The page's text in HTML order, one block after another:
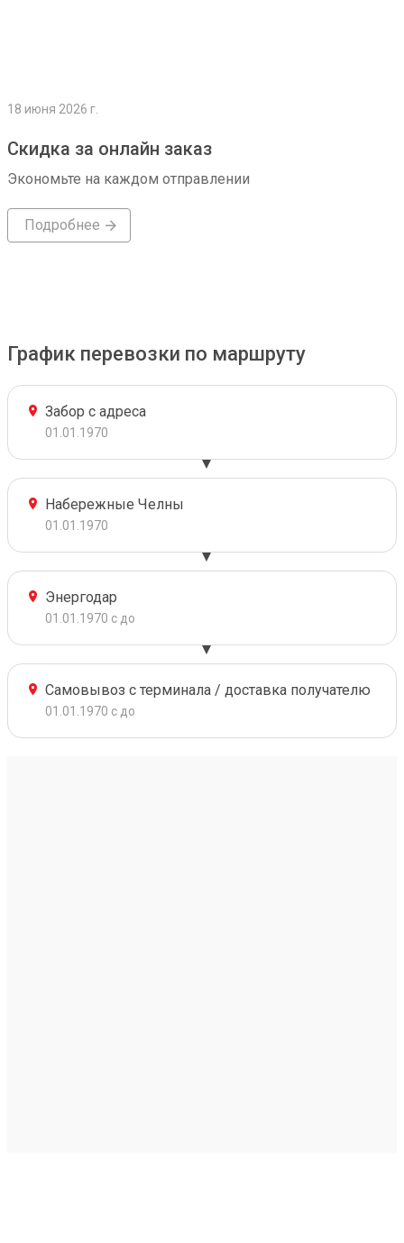
18 июня 2026 г.
Скидка за онлайн заказ
Экономьте на каждом отправлении
Подробнее
График перевозки по маршруту
Забор с адреса
01.01.1970
Набережные Челны
01.01.1970
Энергодар
01.01.1970 с до
Самовывоз с терминала / доставка получателю
01.01.1970 с до